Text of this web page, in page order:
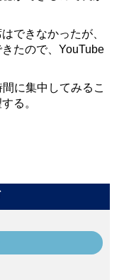
できなかったが、
たので、YouTube
に集中してみるこ
る。